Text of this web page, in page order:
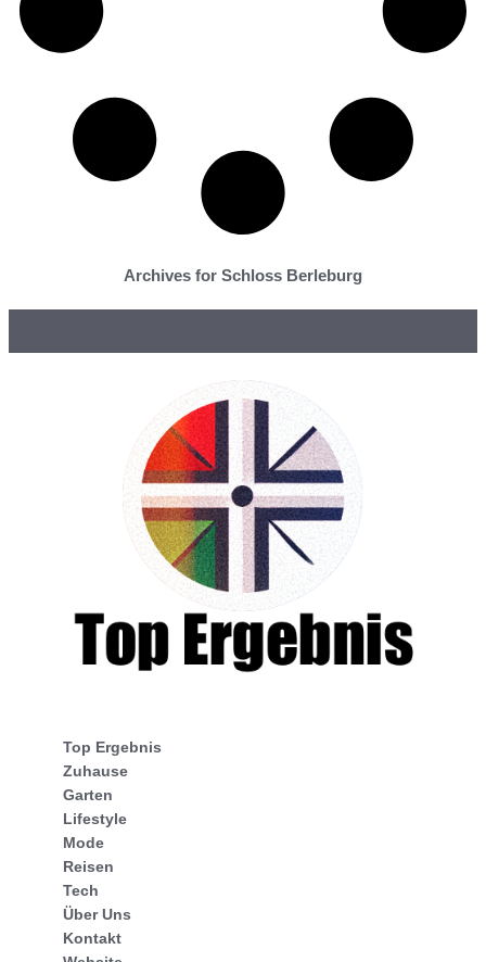
Archives for Schloss Berleburg
Top Ergebnis
Zuhause
Garten
Lifestyle
Mode
Reisen
Tech
Über Uns
Kontakt